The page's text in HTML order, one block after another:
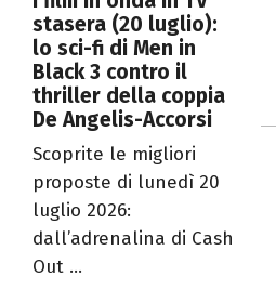
stasera (20 luglio):
lo sci-fi di Men in
Black 3 contro il
thriller della coppia
De Angelis-Accorsi
Scoprite le migliori
proposte di lunedì 20
luglio 2026:
dall’adrenalina di Cash
Out ...